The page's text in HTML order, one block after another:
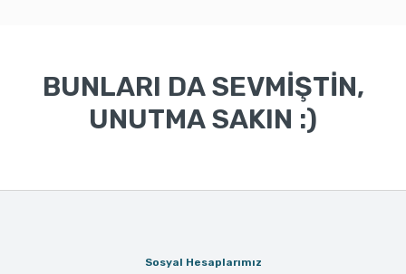
BUNLARI DA SEVMİŞTİN,
UNUTMA SAKIN :)
Sosyal Hesaplarımız